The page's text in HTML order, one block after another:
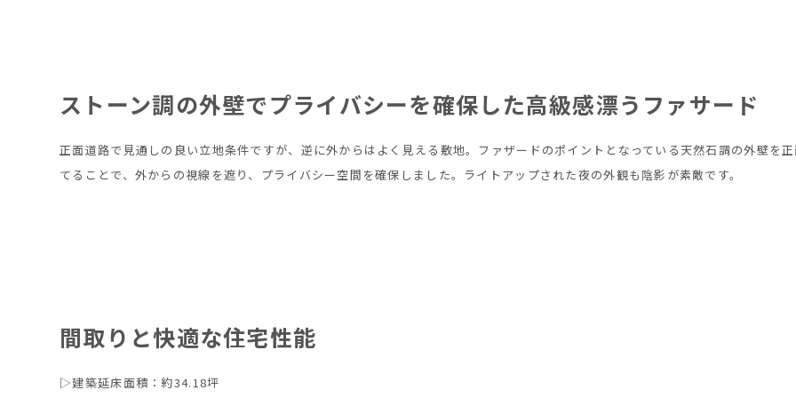
ストーン調の外壁でプライバシーを確保した高級感漂うファサード
正面道路で見通しの良い立地条件ですが、逆に外からはよく見える敷地。ファザードのポイントとなっている天然石調の外壁を
てることで、外からの視線を遮り、プライバシー空間を確保しました。ライトアップされた夜の外観も陰影が素敵です。
間取りと快適な住宅性能
▷建築延床面積：約34.18坪